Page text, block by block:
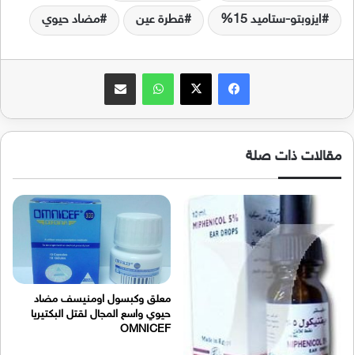
ايزوبتو-ستاميد 15% قطرة عين مضاد حيوي
فيسبوك واتساب
مقالات ذات صلة
معلق وكبسول اومنيسف مضاد
حيوي واسع المجال لقتل البكتيريا
OMNICEF